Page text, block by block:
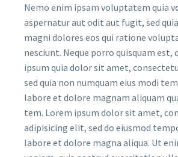
Nemo enim ipsam voluptatem quia
aspernatur aut odit aut fugit, sed
magni dolores eos qui ratione
nesciunt. Neque porro quisquam est,
ipsum quia dolor sit amet,
sed quia non numquam eius modi
labore et dolore magnam aliquam
tem. Lorem ipsum dolor sit amet,
adipisicing elit, sed do eiusmod
labore et dolore magna aliqua. Ut